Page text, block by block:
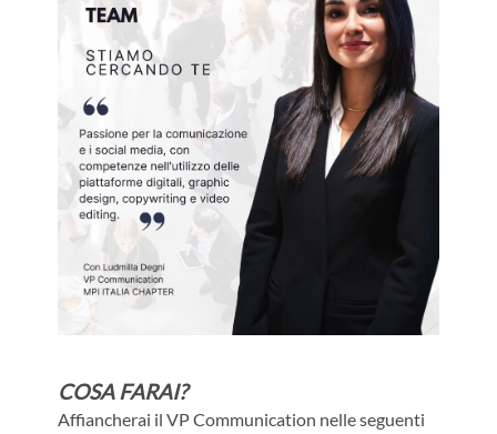
COSA FARAI?
Affiancherai il VP Communication nelle seguenti